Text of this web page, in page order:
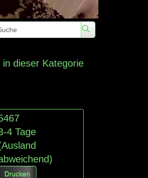
Telefon: +49 (0)3672 422020 •
in dieser Kategorie
4 Tage
Drucken